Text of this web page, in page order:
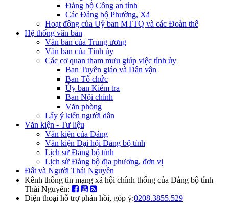
Đảng bộ Công an tỉnh
Các Đảng bộ Phường, Xã
Hoạt động của Uỷ ban MTTQ và các Đoàn thể
Hệ thống văn bản
Văn bản của Trung ương
Văn bản của Tỉnh ủy
Các cơ quan tham mưu giúp việc tỉnh ủy
Ban Tuyên giáo và Dân vận
Ban Tổ chức
Ủy ban Kiểm tra
Ban Nội chính
Văn phòng
Lấy ý kiến người dân
Văn kiện - Tư liệu
Văn kiện của Đảng
Văn kiện Đại hội Đảng bộ tỉnh
Lịch sử Đảng bộ tỉnh
Lịch sử Đảng bộ địa phương, đơn vị
Đất và Người Thái Nguyên
Kênh thông tin mạng xã hội chính thống của Đảng bộ tỉnh
Thái Nguyên:
Điện thoại hỗ trợ phản hồi, góp ý:0208.3855.529